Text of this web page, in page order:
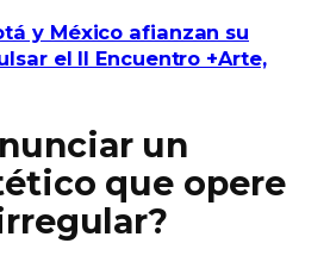
y México afianzan su
el II Encuentro +Arte,
un
que opere